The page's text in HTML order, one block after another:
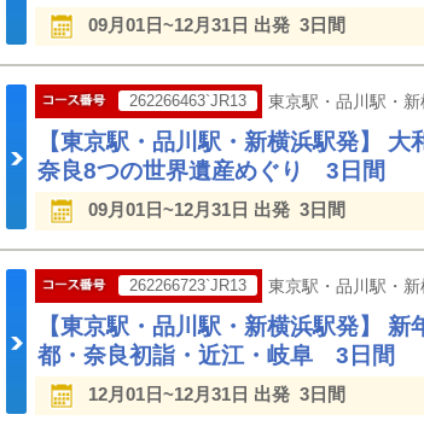
09月01日~12月31日 出発 3日間
262266463`JR13 東京駅・品川駅・新
【東京駅・品川駅・新横浜駅発】
奈良8つの世界遺産めぐり 3日間
09月01日~12月31日 出発 3日間
262266723`JR13 東京駅・品川駅・
【東京駅・品川駅・新横浜駅発】
都・奈良初詣・近江・岐阜 3日間
12月01日~12月31日 出発 3日間